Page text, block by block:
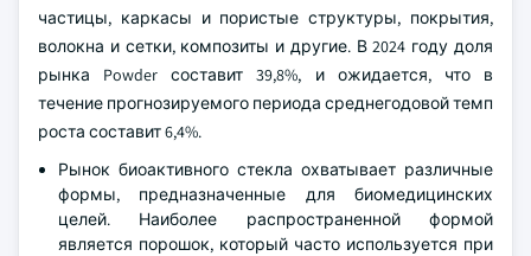
частицы, каркасы и пористые структуры, покрытия,
волокна и сетки, композиты и другие. В 2024 году доля
рынка Powder составит 39,8%, и ожидается, что в
течение прогнозируемого периода среднегодовой темп
роста составит 6,4%.
Рынок биоактивного стекла охватывает различные
формы, предназначенные для биомедицинских
целей. Наиболее распространенной формой
является порошок, который часто используется при